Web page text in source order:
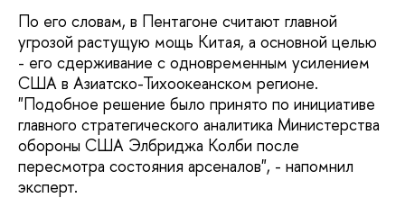
По его словам, в Пентагоне считают главной
угрозой растущую мощь Китая, а основной целью
- его сдерживание с одновременным усилением
США в Азиатско-Тихоокеанском регионе.
"Подобное решение было принято по инициативе
главного стратегического аналитика Министерства
обороны США Элбриджа Колби после
пересмотра состояния арсеналов", - напомнил
эксперт.